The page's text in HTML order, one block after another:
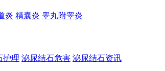
炎 精囊炎 睾丸附睾炎
护理 泌尿结石危害 泌尿结石资讯